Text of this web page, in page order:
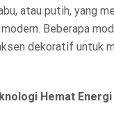
atau putih, yang
Beberapa
dekoratif untuk
Hemat Energi